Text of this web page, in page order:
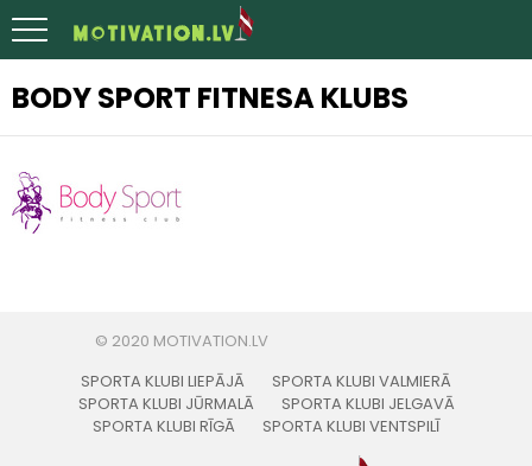
BODY SPORT FITNESA KLUBS
SPORTA KLUBI LIEPĀJĀ
SPORTA KLUBI VALMIERĀ
SPORTA KLUBI JŪRMALĀ
SPORTA KLUBI JELGAVĀ
SPORTA KLUBI RĪGĀ
SPORTA KLUBI VENTSPILĪ